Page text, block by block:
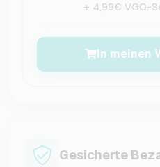
+ 4,99€ VGO-
In meinen
Gesicherte